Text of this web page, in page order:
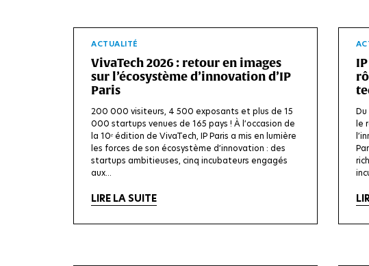
ACTUALITÉ
VivaTech 2026 : retour en images
sur l’écosystème d’innovation d’IP
Paris
200 000 visiteurs, 4 500 exposants et plus de 15
000 startups venues de 165 pays ! À l’occasion de
la 10ᵉ édition de VivaTech, IP Paris a mis en lumière
les forces de son écosystème d’innovation : des
startups ambitieuses, cinq incubateurs engagés
aux...
LIRE LA SUITE
le